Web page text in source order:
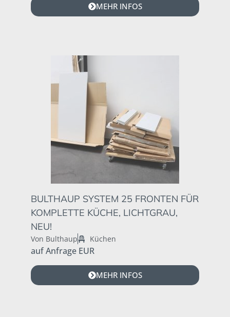
MEHR INFOS
BULTHAUP SYSTEM 25 FRONTEN FÜR
KOMPLETTE KÜCHE, LICHTGRAU,
NEU!
Von Bulthaup Küchen
auf Anfrage EUR
MEHR INFOS